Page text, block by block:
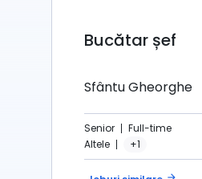
Bucătar șef
Sfântu Gheorghe
Senior
Full-time
Altele
+1